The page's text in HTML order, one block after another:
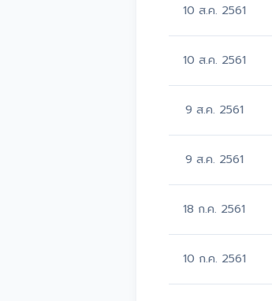
10 ส.ค. 2561
10 ส.ค. 2561
9 ส.ค. 2561
9 ส.ค. 2561
18 ก.ค. 2561
10 ก.ค. 2561